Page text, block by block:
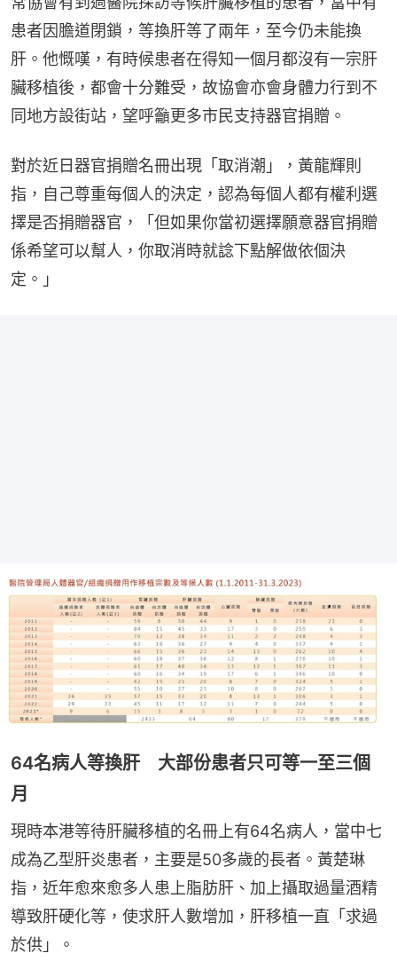
患者因膽道閉鎖，等換肝等了兩年，至今仍未能換
肝。他慨嘆，有時候患者在得知一個月都沒有一宗肝
臟移植後，都會十分難受，故協會亦會身體力行到不
同地方設街站，望呼籲更多市民支持器官捐贈。
對於近日器官捐贈名冊出現「取消潮」，黃龍輝則
指，自己尊重每個人的決定，認為每個人都有權利選
擇是否捐贈器官，「但如果你當初選擇願意器官捐贈
係希望可以幫人，你取消時就諗下點解做依個決
定。」
64名病人等換肝 大部份患者只可等一至三個
月
現時本港等待肝臟移植的名冊上有64名病人，當中七
成為乙型肝炎患者，主要是50多歲的長者。黃楚琳
指，近年愈來愈多人患上脂肪肝、加上攝取過量酒精
導致肝硬化等，使求肝人數增加，肝移植一直「求過
於供」。